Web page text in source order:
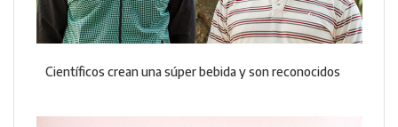
Científicos crean una súper bebida y son reconocidos